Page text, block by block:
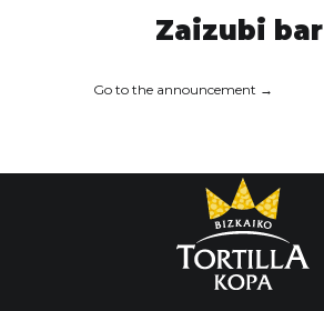
Zaizubi bar
Go to the announcement →